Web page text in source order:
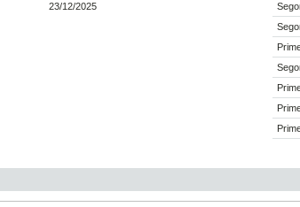
23/12/2025